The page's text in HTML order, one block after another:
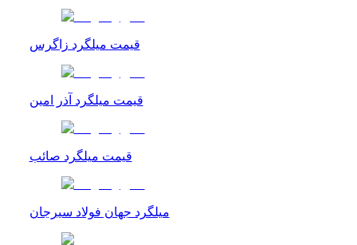
قیمت میلگرد زاگرس
قیمت میلگرد آذر امین
قیمت میلگرد صائب
میلگرد جهان فولاد سیرجان